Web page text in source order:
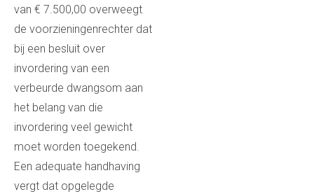
van € 7.500,00 overweegt
de voorzieningenrechter dat
bij een besluit over
invordering van een
verbeurde dwangsom aan
het belang van die
invordering veel gewicht
moet worden toegekend.
Een adequate handhaving
vergt dat opgelegde